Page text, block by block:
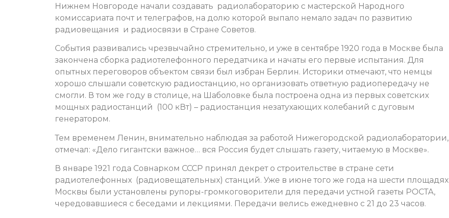
Нижнем Новгороде начали создавать радиолабораторию с мастерской Народного
комиссариата почт и телеграфов, на долю которой выпало немало задач по развитию
радиовещания и радиосвязи в Стране Советов.
События развивались чрезвычайно стремительно, и уже в сентябре 1920 года в Москве была
закончена сборка радиотелефонного передатчика и начаты его первые испытания. Для
опытных переговоров объектом связи был избран Берлин. Историки отмечают, что немцы
хорошо слышали советскую радиостанцию, но организовать ответную радиопередачу не
смогли. В том же году в столице, на Шаболовке была построена одна из первых советских
мощных радиостанций (100 кВт) – радиостанция незатухающих колебаний с дуговым
генератором.
Тем временем Ленин, внимательно наблюдая за работой Нижегородской радиолаборатории,
отмечал: «Дело гигантски важное… вся Россия будет слышать газету, читаемую в Москве».
В январе 1921 года Совнарком СССР принял декрет о строительстве в стране сети
радиотелефонных (радиовещательных) станций. Уже в июне того же года на шести площадях
Москвы были установлены рупоры-громкоговорители для передачи устной газеты РОСТА,
чередовавшиеся с беседами и лекциями. Передачи велись ежедневно с 21 до 23 часов.